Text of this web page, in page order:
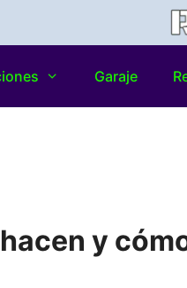
Garaje
y